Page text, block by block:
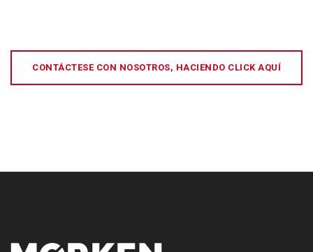
CONTÁCTESE CON NOSOTROS, HACIENDO CLICK AQUÍ